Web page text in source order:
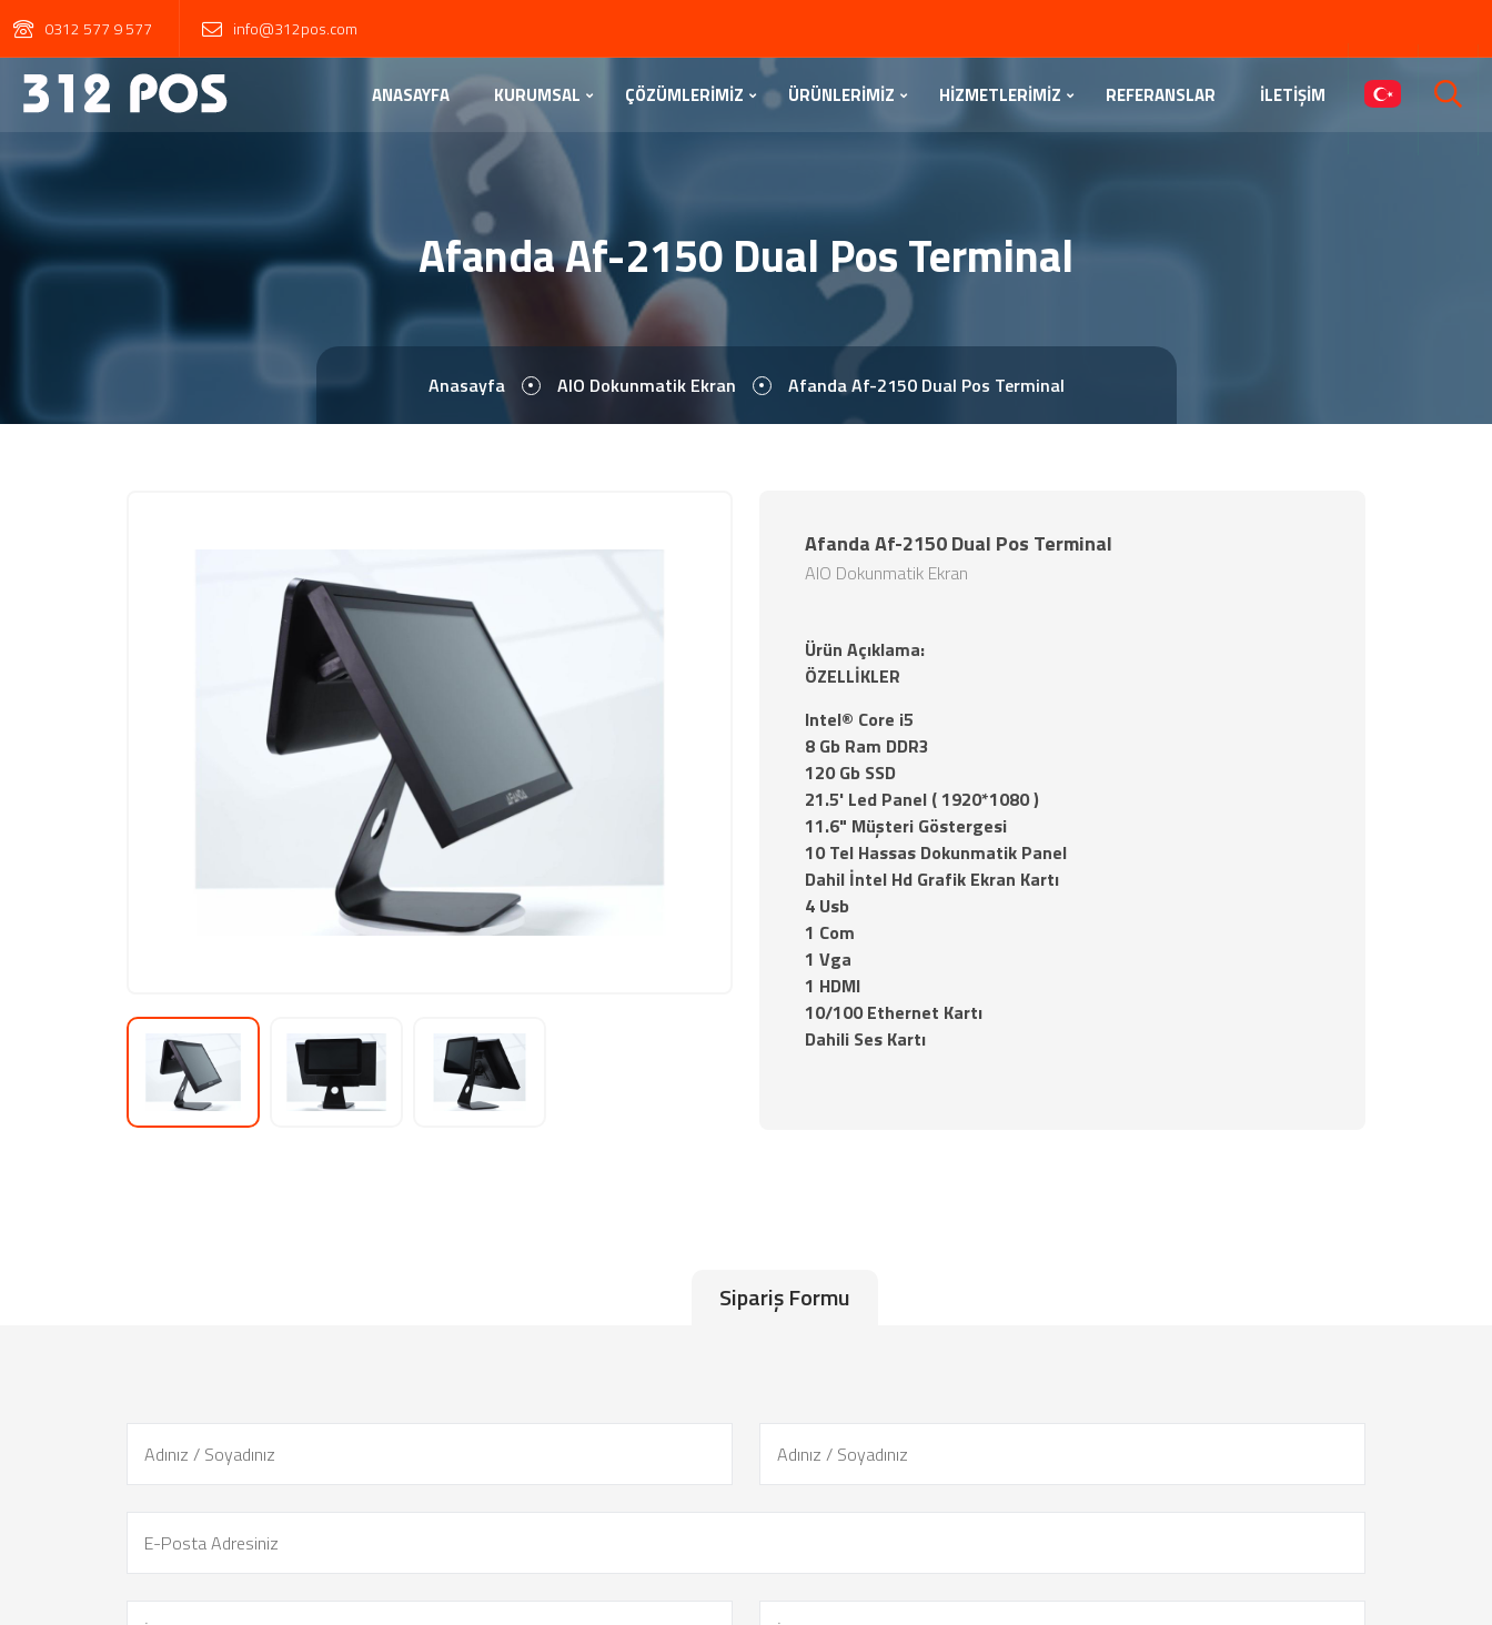
0312 577 9 577 info@312pos.com
ANASAYFA KURUMSAL ÇÖZÜMLERİMİZ ÜRÜNLERİMİZ HİZMETLERİMİZ REFERANSLAR İLETİŞİM
Afanda Af-2150 Dual Pos Terminal
Anasayfa AIO Dokunmatik Ekran Afanda Af-2150 Dual Pos Terminal
Afanda Af-2150 Dual Pos Terminal
AIO Dokunmatik Ekran
Ürün Açıklama:
ÖZELLİKLER
Intel® Core i5
8 Gb Ram DDR3
120 Gb SSD
21.5' Led Panel ( 1920*1080 )
11.6" Müşteri Göstergesi
10 Tel Hassas Dokunmatik Panel
Dahil İntel Hd Grafik Ekran Kartı
4 Usb
1 Com
1 Vga
1 HDMI
10/100 Ethernet Kartı
Dahili Ses Kartı
Sipariş Formu